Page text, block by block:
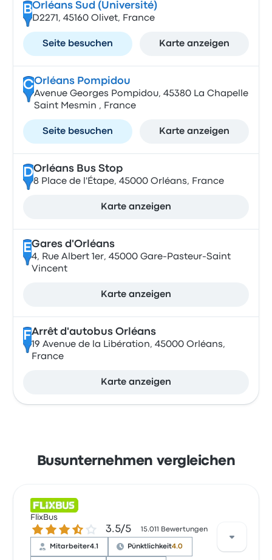
BOrléans Sud (Université)
D2271, 45160 Olivet, France
Seite besuchen Karte anzeigen
COrléans Pompidou
Avenue Georges Pompidou, 45380 La Chapelle
Saint Mesmin , France
Seite besuchen Karte anzeigen
DOrléans Bus Stop
8 Place de l'Étape, 45000 Orléans, France
Karte anzeigen
EGares d'Orléans
4, Rue Albert 1er, 45000 Gare-Pasteur-Saint
Vincent
Karte anzeigen
FArrêt d'autobus Orléans
19 Avenue de la Libération, 45000 Orléans,
France
Karte anzeigen
Busunternehmen vergleichen
FlixBus
3.5 von 5 Sternen3.5/5 15.011 Bewertungen
Mitarbeiter4.1 Pünktlichkeit4.0